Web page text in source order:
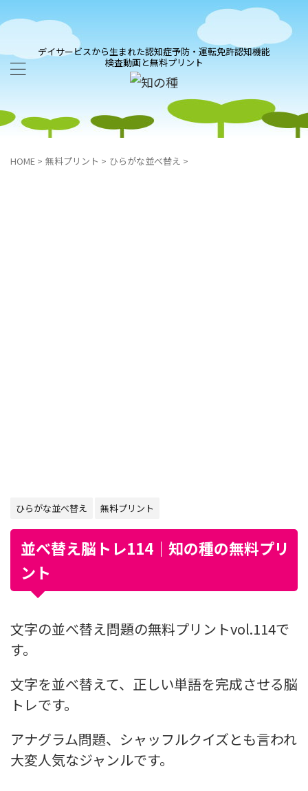
デイサービスから生まれた認知症予防・運転免許認知機能
検査動画と無料プリント
HOME > 無料プリント > ひらがな並べ替え >
ひらがな並べ替え 無料プリント
並べ替え脳トレ114｜知の種の無料プリ
ント
文字の並べ替え問題の無料プリントvol.114で
す。
文字を並べ替えて、正しい単語を完成させる脳
トレです。
アナグラム問題、シャッフルクイズとも言われ
大変人気なジャンルです。